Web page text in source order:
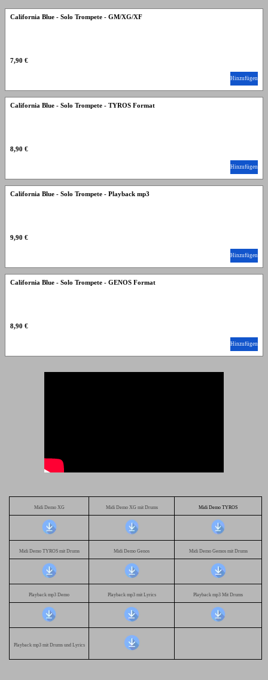
California Blue - Solo Trompete - GM/XG/XF
7,90 €
Hinzufügen
California Blue - Solo Trompete - TYROS Format
8,90 €
Hinzufügen
California Blue - Solo Trompete - Playback mp3
9,90 €
Hinzufügen
California Blue - Solo Trompete - GENOS Format
8,90 €
Hinzufügen
Midi Demo XG Midi Demo XG mit Drums Midi Demo TYROS
Midi Demo TYROS mit Drums Midi Demo Genos Midi Demo Gemos mit Drums
Playback mp3 Demo Playback mp3 mit Lyrics Playback mp3 Mit Drums
Playback mp3 mit Drums und Lyrics